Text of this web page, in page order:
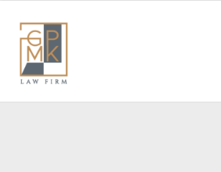
ΑΠΑΛΛΑΓΗ ΓΙΑ